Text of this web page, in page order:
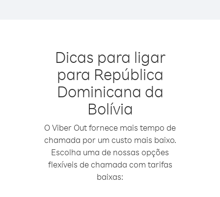
Dicas para ligar
para República
Dominicana da
Bolívia
O Viber Out fornece mais tempo de
chamada por um custo mais baixo.
Escolha uma de nossas opções
flexíveis de chamada com tarifas
baixas: